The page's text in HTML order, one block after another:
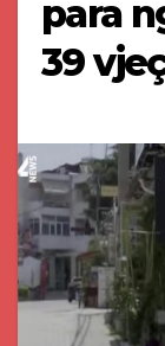
para
39